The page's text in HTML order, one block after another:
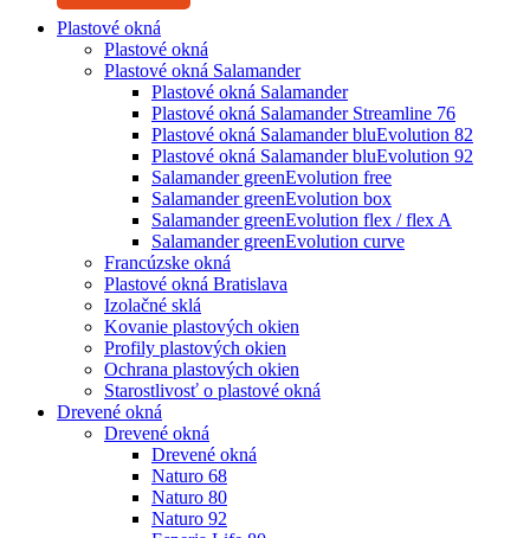
Plastové okná
Plastové okná
Plastové okná Salamander
Plastové okná Salamander
Plastové okná Salamander Streamline 76
Plastové okná Salamander bluEvolution 82
Plastové okná Salamander bluEvolution 92
Salamander greenEvolution free
Salamander greenEvolution box
Salamander greenEvolution flex / flex A
Salamander greenEvolution curve
Francúzske okná
Plastové okná Bratislava
Izolačné sklá
Kovanie plastových okien
Profily plastových okien
Ochrana plastových okien
Starostlivosť o plastové okná
Drevené okná
Drevené okná
Drevené okná
Naturo 68
Naturo 80
Naturo 92